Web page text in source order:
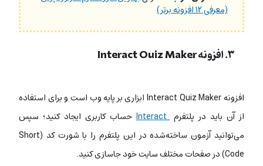
(معرفی ۱۲ افزونه برتر)
۳. افزونه Interact Quiz Maker
افزونه Interact Quiz Maker ابزاری بر پایه وب است و برای استفاده
از آن باید در پلتفرم Interact
حساب کاربری ایجاد کنید؛ سپس
می‌توانید آزمون ساخته‌شده در این پلتفرم را با شورت کد (Short
Code) در صفحات مختلف سایت خود جاسازی کنید.